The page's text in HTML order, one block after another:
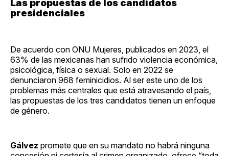
Las propuestas de los candidatos
presidenciales
De acuerdo con ONU Mujeres, publicados en 2023, el
63% de las mexicanas han sufrido violencia económica,
psicológica, física o sexual. Solo en 2022 se
denunciaron 968 feminicidios. Al ser este uno de los
problemas más centrales que está atravesando el país,
las propuestas de los tres candidatos tienen un enfoque
de género.
Gálvez promete que en su mandato no habrá ninguna